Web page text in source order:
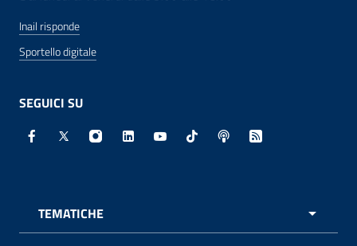
Inail risponde
Sportello digitale
SEGUICI SU
Facebook - Sito esterno - Apertura in nuova finestra
X - Sito esterno - Apertura in nuova finestra
Instagram - Sito esterno - Apertura in
Linkedin - Sito esterno - Apertura in
Youtube - Sito esterno -
TikTok - Sito esterno -
Spreaker - Sito
Feed RSS -
TEMATICHE